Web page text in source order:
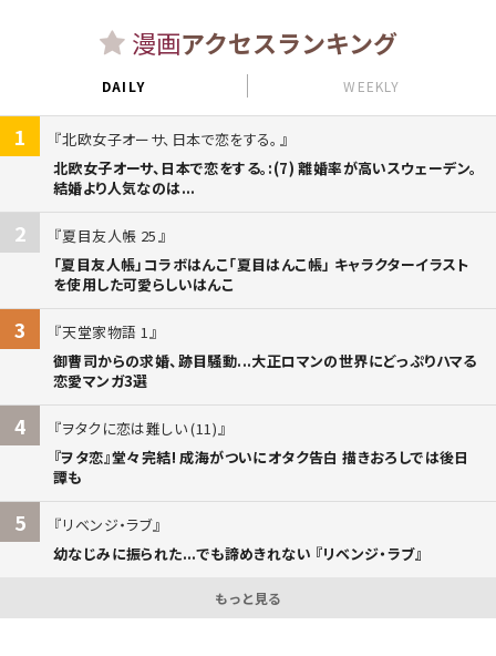
漫画アクセスランキング
DAILY WEEKLY
1
北欧女子オーサ、日本で恋をする。
北欧女子オーサ、日本で恋をする。:(7) 離婚率が高いスウェーデン。
結婚より人気なのは...
2
夏目友人帳 25
「夏目友人帳」コラボはんこ「夏目はんこ帳」 キャラクターイラスト
を使用した可愛らしいはんこ
3
天堂家物語 1
御曹司からの求婚、跡目騒動...大正ロマンの世界にどっぷりハマる
恋愛マンガ3選
4
ヲタクに恋は難しい (11)
『ヲタ恋』堂々完結! 成海がついにオタク告白 描きおろしでは後日
譚も
5
リベンジ・ラブ
幼なじみに振られた...でも諦めきれない 『リベンジ・ラブ』
もっと見る